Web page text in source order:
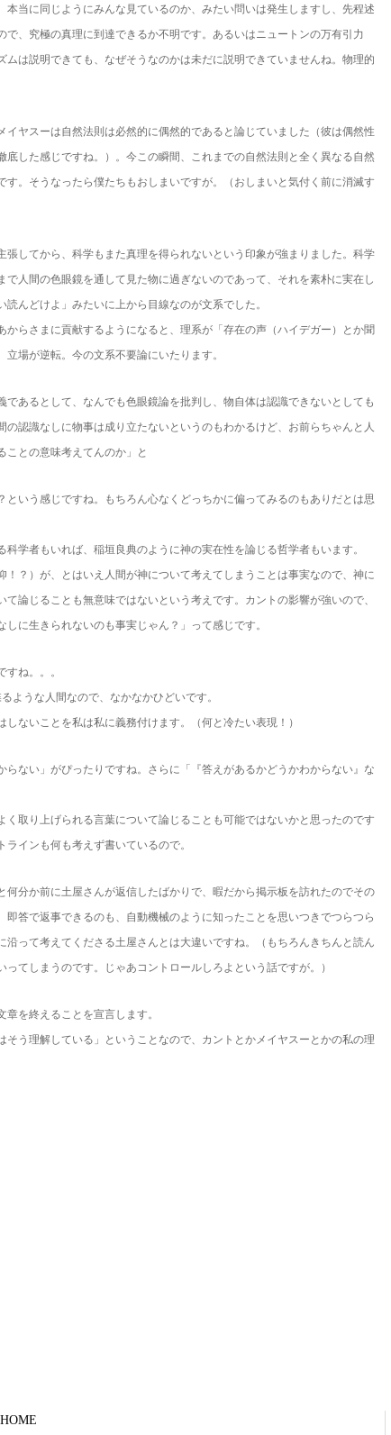
本当に同じようにみんな見ているのか、みたい問いは発生しますし、先程述
、究極の真理に到達できるか不明です。あるいはニュートンの万有引力
ムは説明できても、なぜそうなのかは未だに説明できていませんね。物理的
イヤスーは自然法則は必然的に偶然的であると論じていました（彼は偶然性
した感じですね。）。今この瞬間、これまでの自然法則と全く異なる自然
。そうなったら僕たちもおしまいですが。（おしまいと気付く前に消滅す
してから、科学もまた真理を得られないという印象が強まりました。科学
人間の色眼鏡を通して見た物に過ぎないのであって、それを素朴に実在し
んどけよ」みたいに上から目線なのが文系でした。
からさまに貢献するようになると、理系が「存在の声（ハイデガー）とか聞
場が逆転。今の文系不要論にいたります。
であるとして、なんでも色眼鏡論を批判し、物自体は認識できないとしても
認識なしに物事は成り立たないというのもわかるけど、お前らちゃんと人
ことの意味考えてんのか」と
いう感じですね。もちろん心なくどっちかに偏ってみるのもありだとは思
学者もいれば、稲垣良典のように神の実在性を論じる哲学者もいます。
？）が、とはいえ人間が神について考えてしまうことは事実なので、神に
論じることも無意味ではないという考えです。カントの影響が強いので、
に生きられないのも事実じゃん？」って感じです。
ね。。。
ような人間なので、なかなかひどいです。
ないことを私は私に義務付けます。（何と冷たい表現！）
らない」がぴったりですね。さらに「『答えがあるかどうかわからない』な
取り上げられる言葉について論じることも可能ではないかと思ったのです
インも何も考えず書いているので。
分か前に土屋さんが返信したばかりで、暇だから掲示板を訪れたのでその
答で返事できるのも、自動機械のように知ったことを思いつきでつらつら
って考えてくださる土屋さんとは大違いですね。（もちろんきちんと読ん
てしまうのです。じゃあコントロールしろよという話ですが。）
を終えることを宣言します。
う理解している」ということなので、カントとかメイヤスーとかの私の理
HOME